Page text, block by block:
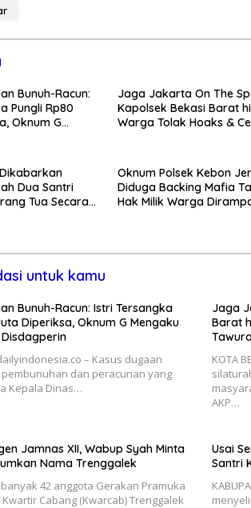
Bunuh-Racun:
Pungli Rp80
Oknum G
Jaga Jakarta On The
Kapolsek Bekasi Barat
Warga Tolak Hoaks &
Dua Santri
Tua Secara
Oknum Polsek Kebon
Diduga Backing Mafia
Hak Milik Warga
untuk kamu
Bunuh-Racun: Istri Tersangka
Diperiksa, Oknum G Mengaku
dailyindonesia.co – Kasus dugaan
dan peracunan yang
Kepala Dinas…
Jaga
Barat
KOTA
AKP…
Jamnas XII, Wabup Syah Minta
Nama Trenggalek
42 anggota Gerakan Pramuka
Cabang (Kwarcab) Trenggalek
Usai
Santri